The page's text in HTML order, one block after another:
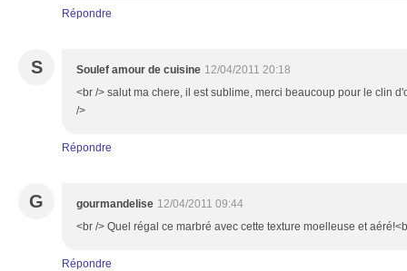
Répondre
S Soulef amour de cuisine 12/04/2011 20:18
<br /> salut ma chere, il est sublime, merci beaucoup pour le clin
/>
Répondre
G gourmandelise 12/04/2011 09:44
<br /> Quel régal ce marbré avec cette texture moelleuse et
Répondre